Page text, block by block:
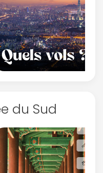
du Sud